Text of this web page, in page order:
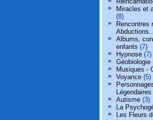
Miracles et
(8)
Rencontres
Albums,
enfants (7)
Hypnose (7)
Géobiologie
Musiques -
Voyance (5)
Légendaires
Autisme (3)
La
Les Fleurs